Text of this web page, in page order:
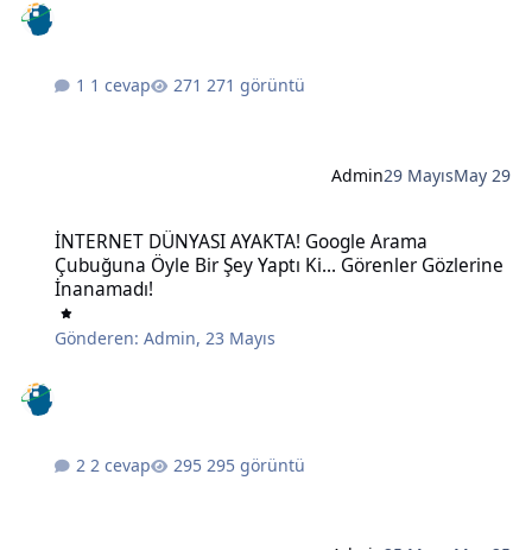
1 cevap 271 görüntü
Admin29 MayısMay 29
İNTERNET DÜNYASI AYAKTA! Google Arama
Çubuğuna Öyle Bir Şey Yaptı Ki... Görenler Gözlerine
İnanamadı!
Gönderen:Admin,23 Mayıs
2 cevap 295 görüntü